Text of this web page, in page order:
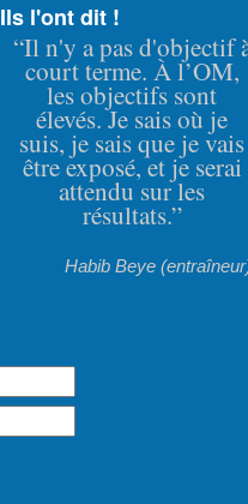
Ils l'ont dit !
“Il n'y a pas d'objectif
court terme. À l’OM,
les objectifs sont
élevés. Je sais où je
suis, je sais que je vais
être exposé, et je serai
attendu sur les
résultats.”
Habib Beye